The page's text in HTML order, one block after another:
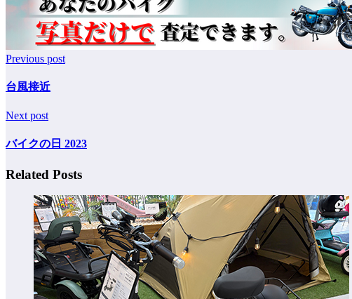
Previous post
台風接近
Next post
バイクの日 2023
Related Posts